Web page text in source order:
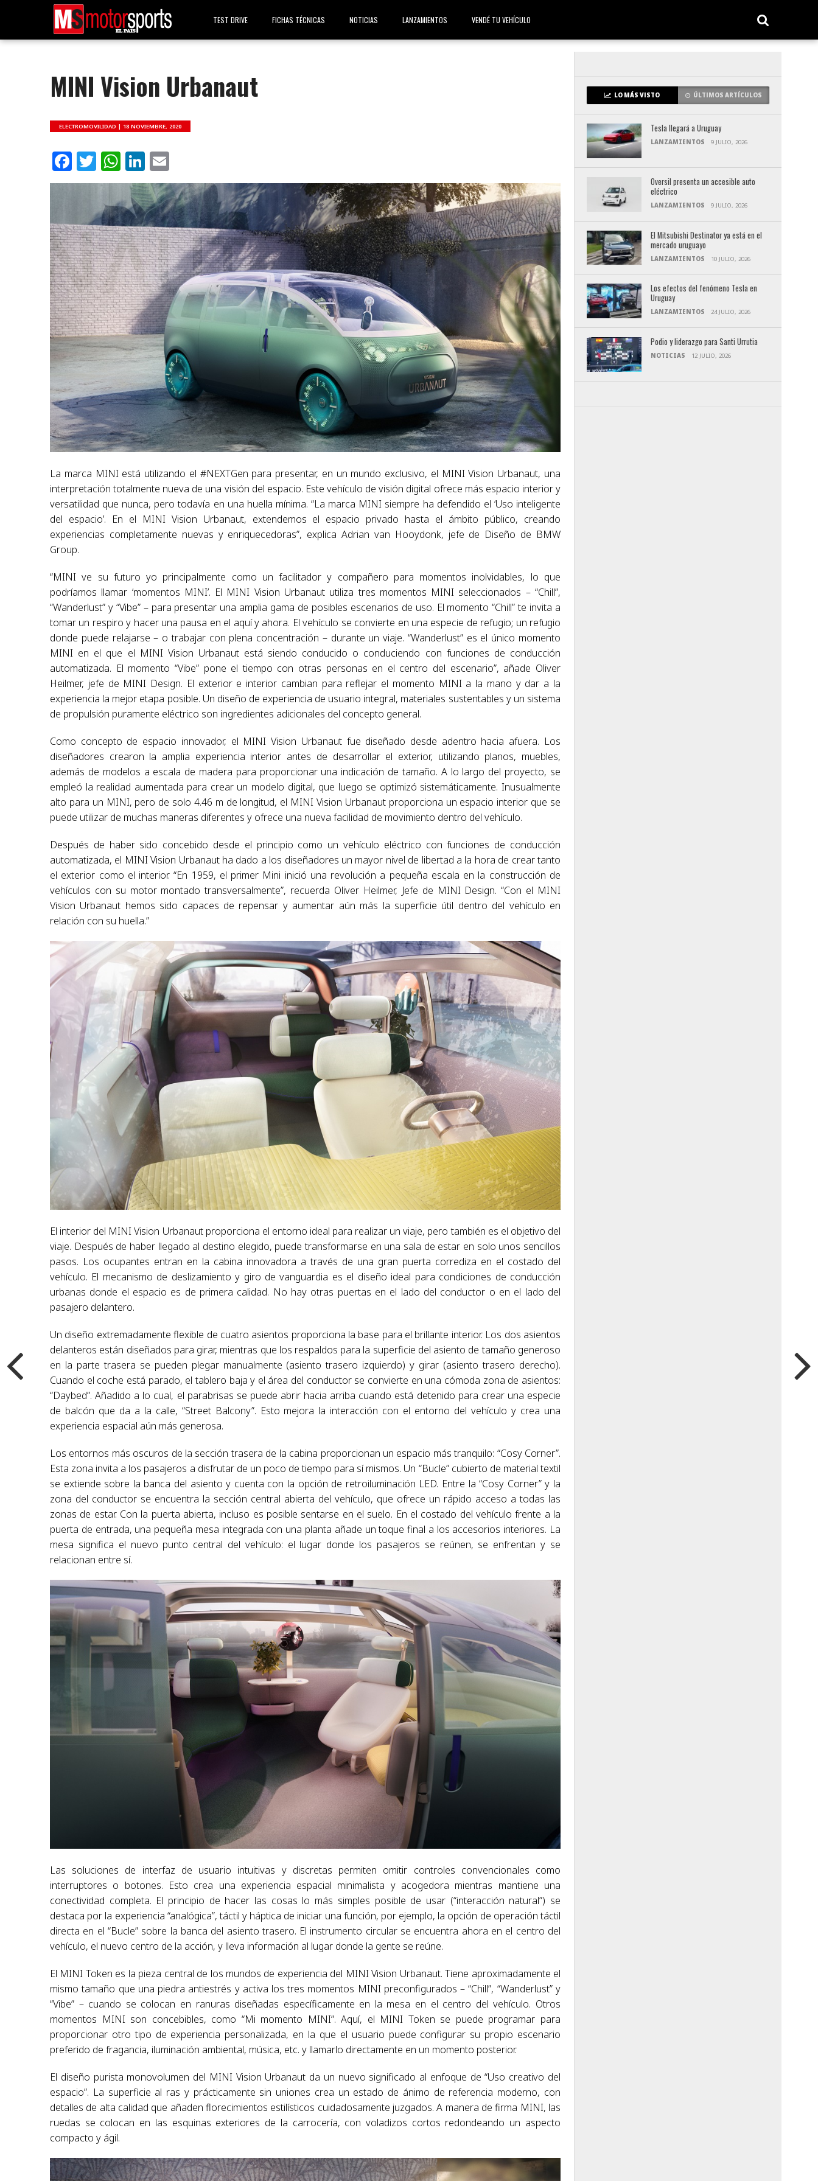
TEST DRIVE FICHAS TÉCNICAS NOTICIAS LANZAMIENTOS VENDÉ TU VEHÍCULO
MINI Vision Urbanaut
ELECTROMOVILIDAD | 18 NOVIEMBRE, 2020
Facebook
Twitter
WhatsApp
LinkedIn
La marca MINI está utilizando el #NEXTGen para presentar, en un mundo exclusivo, el MINI Vision Urbanaut, una
interpretación totalmente nueva de una visión del espacio. Este vehículo de visión digital ofrece más espacio interior y
versatilidad que nunca, pero todavía en una huella mínima. “La marca MINI siempre ha defendido el ‘Uso inteligente
del espacio’. En el MINI Vision Urbanaut, extendemos el espacio privado hasta el ámbito público, creando
experiencias completamente nuevas y enriquecedoras”, explica Adrian van Hooydonk, jefe de Diseño de BMW
Group.
“MINI ve su futuro yo principalmente como un facilitador y compañero para momentos inolvidables, lo que
podríamos llamar ‘momentos MINI’. El MINI Vision Urbanaut utiliza tres momentos MINI seleccionados – “Chill”,
“Wanderlust” y “Vibe” – para presentar una amplia gama de posibles escenarios de uso. El momento “Chill” te invita a
tomar un respiro y hacer una pausa en el aquí y ahora. El vehículo se convierte en una especie de refugio; un refugio
donde puede relajarse – o trabajar con plena concentración – durante un viaje. “Wanderlust” es el único momento
MINI en el que el MINI Vision Urbanaut está siendo conducido o conduciendo con funciones de conducción
automatizada. El momento “Vibe” pone el tiempo con otras personas en el centro del escenario”, añade Oliver
Heilmer, jefe de MINI Design. El exterior e interior cambian para reflejar el momento MINI a la mano y dar a la
experiencia la mejor etapa posible. Un diseño de experiencia de usuario integral, materiales sustentables y un sistema
de propulsión puramente eléctrico son ingredientes adicionales del concepto general.
Como concepto de espacio innovador, el MINI Vision Urbanaut fue diseñado desde adentro hacia afuera. Los
diseñadores crearon la amplia experiencia interior antes de desarrollar el exterior, utilizando planos, muebles,
además de modelos a escala de madera para proporcionar una indicación de tamaño. A lo largo del proyecto, se
empleó la realidad aumentada para crear un modelo digital, que luego se optimizó sistemáticamente. Inusualmente
alto para un MINI, pero de solo 4.46 m de longitud, el MINI Vision Urbanaut proporciona un espacio interior que se
puede utilizar de muchas maneras diferentes y ofrece una nueva facilidad de movimiento dentro del vehículo.
Después de haber sido concebido desde el principio como un vehículo eléctrico con funciones de conducción
automatizada, el MINI Vision Urbanaut ha dado a los diseñadores un mayor nivel de libertad a la hora de crear tanto
el exterior como el interior. “En 1959, el primer Mini inició una revolución a pequeña escala en la construcción de
vehículos con su motor montado transversalmente”, recuerda Oliver Heilmer, Jefe de MINI Design. “Con el MINI
Vision Urbanaut hemos sido capaces de repensar y aumentar aún más la superficie útil dentro del vehículo en
relación con su huella.”
El interior del MINI Vision Urbanaut proporciona el entorno ideal para realizar un viaje, pero también es el objetivo del
viaje. Después de haber llegado al destino elegido, puede transformarse en una sala de estar en solo unos sencillos
pasos. Los ocupantes entran en la cabina innovadora a través de una gran puerta corrediza en el costado del
vehículo. El mecanismo de deslizamiento y giro de vanguardia es el diseño ideal para condiciones de conducción
urbanas donde el espacio es de primera calidad. No hay otras puertas en el lado del conductor o en el lado del
pasajero delantero.
Un diseño extremadamente flexible de cuatro asientos proporciona la base para el brillante interior. Los dos asientos
delanteros están diseñados para girar, mientras que los respaldos para la superficie del asiento de tamaño generoso
en la parte trasera se pueden plegar manualmente (asiento trasero izquierdo) y girar (asiento trasero derecho).
Cuando el coche está parado, el tablero baja y el área del conductor se convierte en una cómoda zona de asientos:
“Daybed”. Añadido a lo cual, el parabrisas se puede abrir hacia arriba cuando está detenido para crear una especie
de balcón que da a la calle, “Street Balcony”. Esto mejora la interacción con el entorno del vehículo y crea una
experiencia espacial aún más generosa.
Los entornos más oscuros de la sección trasera de la cabina proporcionan un espacio más tranquilo: “Cosy Corner”.
Esta zona invita a los pasajeros a disfrutar de un poco de tiempo para sí mismos. Un “Bucle” cubierto de material textil
se extiende sobre la banca del asiento y cuenta con la opción de retroiluminación LED. Entre la “Cosy Corner” y la
zona del conductor se encuentra la sección central abierta del vehículo, que ofrece un rápido acceso a todas las
zonas de estar. Con la puerta abierta, incluso es posible sentarse en el suelo. En el costado del vehículo frente a la
puerta de entrada, una pequeña mesa integrada con una planta añade un toque final a los accesorios interiores. La
mesa significa el nuevo punto central del vehículo: el lugar donde los pasajeros se reúnen, se enfrentan y se
relacionan entre sí.
Las soluciones de interfaz de usuario intuitivas y discretas permiten omitir controles convencionales como
interruptores o botones. Esto crea una experiencia espacial minimalista y acogedora mientras mantiene una
conectividad completa. El principio de hacer las cosas lo más simples posible de usar (“interacción natural”) se
destaca por la experiencia “analógica”, táctil y háptica de iniciar una función, por ejemplo, la opción de operación táctil
directa en el “Bucle” sobre la banca del asiento trasero. El instrumento circular se encuentra ahora en el centro del
vehículo, el nuevo centro de la acción, y lleva información al lugar donde la gente se reúne.
El MINI Token es la pieza central de los mundos de experiencia del MINI Vision Urbanaut. Tiene aproximadamente el
mismo tamaño que una piedra antiestrés y activa los tres momentos MINI preconfigurados – “Chill”, “Wanderlust” y
“Vibe” – cuando se colocan en ranuras diseñadas específicamente en la mesa en el centro del vehículo. Otros
momentos MINI son concebibles, como “Mi momento MINI”. Aquí, el MINI Token se puede programar para
proporcionar otro tipo de experiencia personalizada, en la que el usuario puede configurar su propio escenario
preferido de fragancia, iluminación ambiental, música, etc. y llamarlo directamente en un momento posterior.
El diseño purista monovolumen del MINI Vision Urbanaut da un nuevo significado al enfoque de “Uso creativo del
espacio”. La superficie al ras y prácticamente sin uniones crea un estado de ánimo de referencia moderno, con
detalles de alta calidad que añaden florecimientos estilísticos cuidadosamente juzgados. A manera de firma MINI, las
ruedas se colocan en las esquinas exteriores de la carrocería, con voladizos cortos redondeando un aspecto
compacto y ágil.
LO MÁS VISTO ÚLTIMOS ARTÍCULOS
Tesla llegará a Uruguay
LANZAMIENTOS 9 JULIO, 2026
Oversil presenta un accesible auto
eléctrico
LANZAMIENTOS 9 JULIO, 2026
El Mitsubishi Destinator ya está en el
mercado uruguayo
LANZAMIENTOS 10 JULIO, 2026
Los efectos del fenómeno Tesla en
Uruguay
LANZAMIENTOS 24 JULIO, 2026
Podio y liderazgo para Santi Urrutia
NOTICIAS 12 JULIO, 2026